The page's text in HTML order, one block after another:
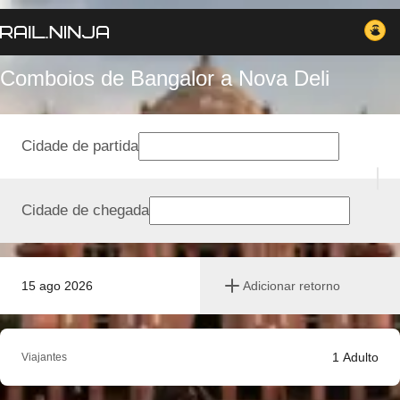
Comboios de Bangalor a Nova Deli
15 ago 2026 Adicionar retorno
Cidade de partida
Cidade de chegada
Viajantes 1 Adulto